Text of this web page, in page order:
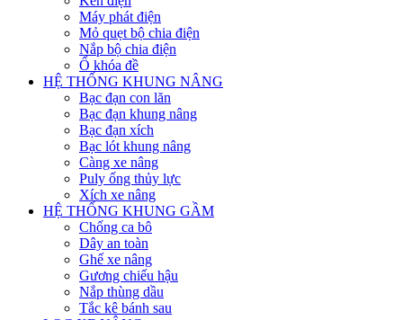
Máy phát điện
Mỏ quẹt bộ chia điện
Nắp bộ chia điện
Ổ khóa đề
HỆ THỐNG KHUNG NÂNG
Bạc đạn con lăn
Bạc đạn khung nâng
Bạc đạn xích
Bạc lót khung nâng
Càng xe nâng
Puly ống thủy lực
Xích xe nâng
HỆ THỐNG KHUNG GẦM
Chống ca bô
Dây an toàn
Ghế xe nâng
Gương chiếu hậu
Nắp thùng dầu
Tắc kê bánh sau